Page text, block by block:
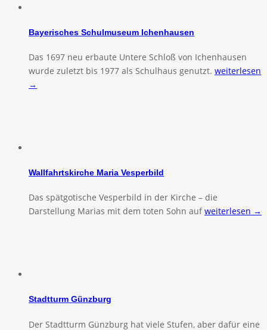
Bayerisches Schulmuseum Ichenhausen
Das 1697 neu erbaute Untere Schloß von Ichenhausen
wurde zuletzt bis 1977 als Schulhaus genutzt. weiterlesen
→
Wallfahrtskirche Maria Vesperbild
Das spätgotische Vesperbild in der Kirche – die
Darstellung Marias mit dem toten Sohn aufweiterlesen →
Stadtturm Günzburg
Der Stadtturm Günzburg hat viele Stufen, aber dafür eine